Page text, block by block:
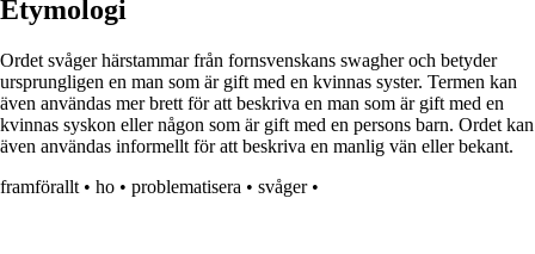
Etymologi
Ordet svåger härstammar från fornsvenskans swagher och betyder
ursprungligen en man som är gift med en kvinnas syster. Termen kan
även användas mer brett för att beskriva en man som är gift med en
kvinnas syskon eller någon som är gift med en persons barn. Ordet kan
även användas informellt för att beskriva en manlig vän eller bekant.
framförallt • ho • problematisera • svåger•